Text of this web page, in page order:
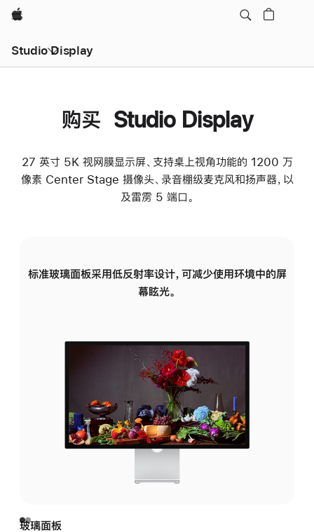
Apple
Studio Display
购买 Studio Display
27 英寸 5K 视网膜显示屏、支持桌上视角功能的 1200 万
像素 Center Stage 摄像头、录音棚级麦克风和扬声器，以
及雷雳 5 端口。
标准玻璃面板采用低反射率设计，可减少使用环境中的屏
幕眩光。
玻璃面板